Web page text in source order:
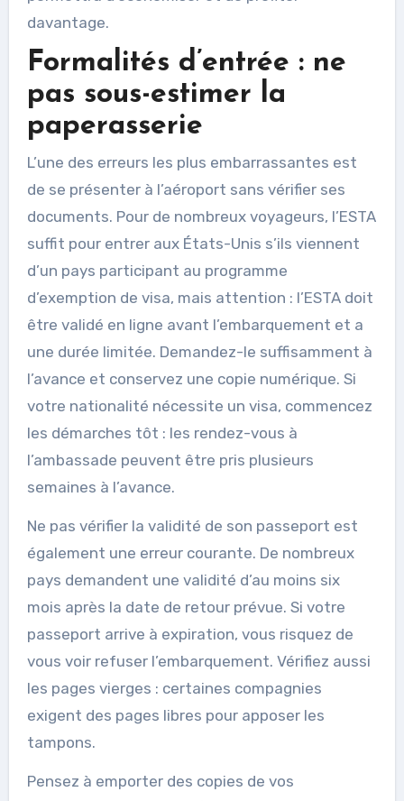
davantage.
Formalités d’entrée : ne
pas sous-estimer la
paperasserie
L’une des erreurs les plus embarrassantes est
de se présenter à l’aéroport sans vérifier ses
documents. Pour de nombreux voyageurs, l’ESTA
suffit pour entrer aux États-Unis s’ils viennent
d’un pays participant au programme
d’exemption de visa, mais attention : l’ESTA doit
être validé en ligne avant l’embarquement et a
une durée limitée. Demandez-le suffisamment à
l’avance et conservez une copie numérique. Si
votre nationalité nécessite un visa, commencez
les démarches tôt : les rendez-vous à
l’ambassade peuvent être pris plusieurs
semaines à l’avance.
Ne pas vérifier la validité de son passeport est
également une erreur courante. De nombreux
pays demandent une validité d’au moins six
mois après la date de retour prévue. Si votre
passeport arrive à expiration, vous risquez de
vous voir refuser l’embarquement. Vérifiez aussi
les pages vierges : certaines compagnies
exigent des pages libres pour apposer les
tampons.
Pensez à emporter des copies de vos